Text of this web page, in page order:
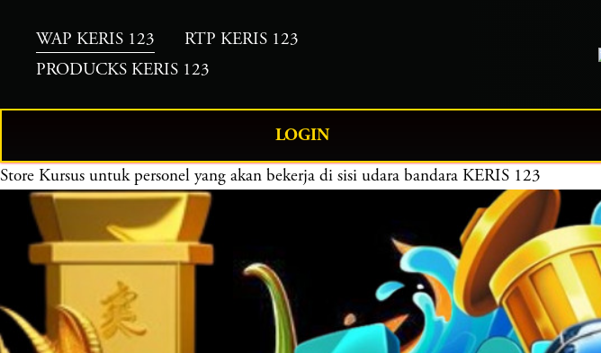
WAP KERIS 123
RTP KERIS 123
PRODUCKS KERIS 123
LOGIN
Store Kursus untuk personel yang akan bekerja di sisi udara bandara KERIS 123